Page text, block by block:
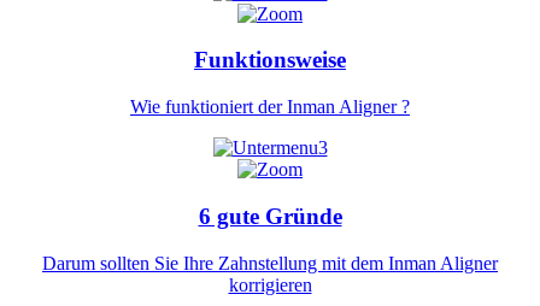
Funktionsweise
Wie funktioniert der Inman Aligner ?
6 gute Gründe
Darum sollten Sie Ihre Zahnstellung mit dem Inman Aligner
korrigieren